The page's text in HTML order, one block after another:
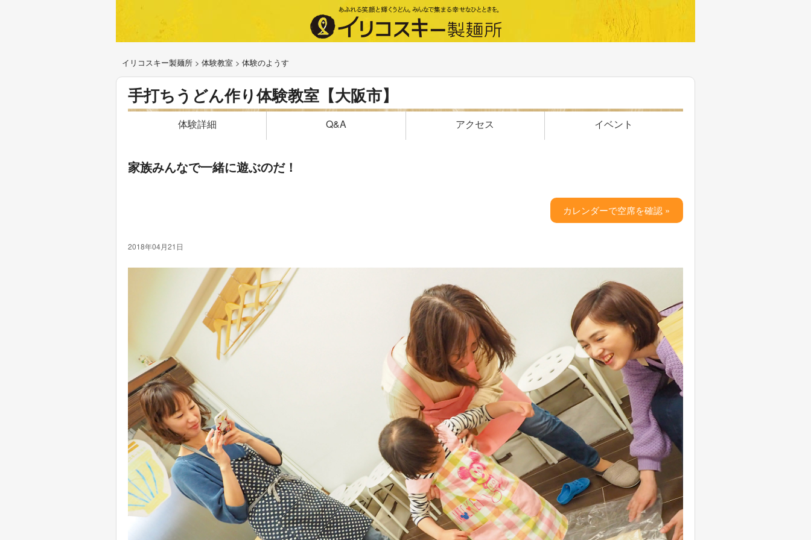
イリコスキー製麺所 > 体験教室 > 体験のようす
手打ちうどん作り体験教室【大阪市】
体験詳細 Q&A アクセス イベント
家族みんなで一緒に遊ぶのだ！
カレンダーで空席を確認 »
2018年04月21日